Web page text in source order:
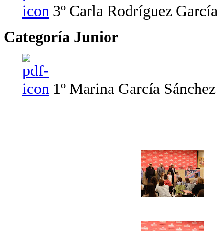
3º Carla Rodríguez
Categoría Junior
1º Marina García Sánchez